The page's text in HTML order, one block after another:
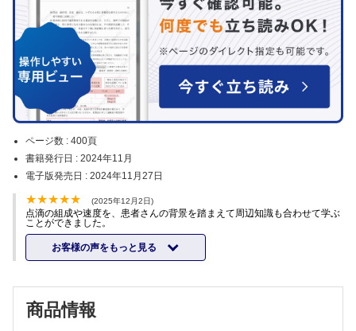
ページ数 : 400頁
書籍発行日 : 2024年11月
電子版発売日 : 2024年11月27日
(2025年12月2日)
点滴の組成や速度を、患者さんの背景を踏まえて周辺知識も合わせて学ぶ
ことができました。
お客様の声をもっと見る
商品情報